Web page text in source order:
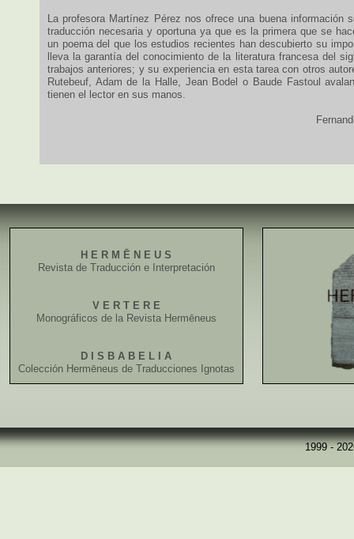
La profesora Martínez Pérez nos ofrece una buena información
traducción necesaria y oportuna ya que es la primera que se
un poema del que los estudios recientes han descubierto su
lleva la garantía del conocimiento de la literatura francesa del
trabajos anteriores; y su experiencia en esta tarea con otros
Rutebeuf, Adam de la Halle, Jean Bodel o Baude Fastoul
tienen el lector en sus manos.
H E R M Ē N E U S
Revista de Traducción e Interpretación
V E R T E R E
Monográficos de la Revista Hermēneus
D I S B A B E L I A
Colección Hermēneus de Traducciones Ignotas
1999 -